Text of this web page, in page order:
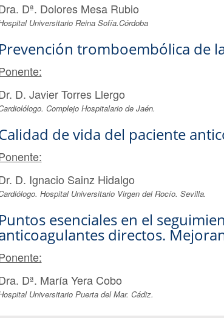
Dª. Dolores Mesa Rubio
Universitario Reina Sofía.Córdoba
Prevención tromboembólica de
D. Javier Torres Llergo
Complejo Hospitalario de Jaén.
de vida del paciente
D. Ignacio Sainz Hidalgo
Hospital Universitario Virgen del Rocío. Sevilla.
Puntos esenciales en el
directos.
Dª. María Yera Cobo
Universitario Puerta del Mar. Cádiz.